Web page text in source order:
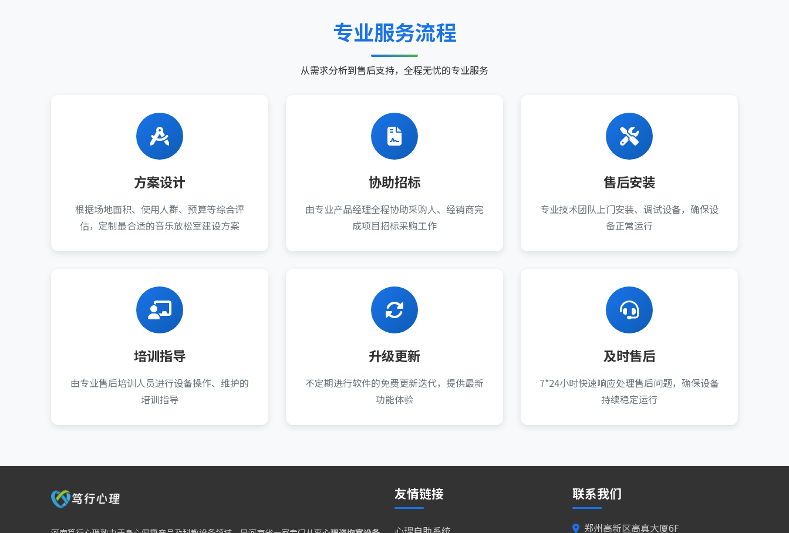
专业服务流程
从需求分析到售后支持，全程无忧的专业服务
方案设计
根据场地面积、使用人群、预算等综合评
估，定制最合适的音乐放松室建设方案
协助招标
由专业产品经理全程协助采购人、经销商完
成项目招标采购工作
售后安装
专业技术团队上门安装、调试设备，确保设
备正常运行
培训指导
由专业售后培训人员进行设备操作、维护的
培训指导
升级更新
不定期进行软件的免费更新迭代，提供最新
功能体验
及时售后
7*24小时快速响应处理售后问题，确保设备
持续稳定运行
友情链接 联系我们
郑州高新区高真大厦6F